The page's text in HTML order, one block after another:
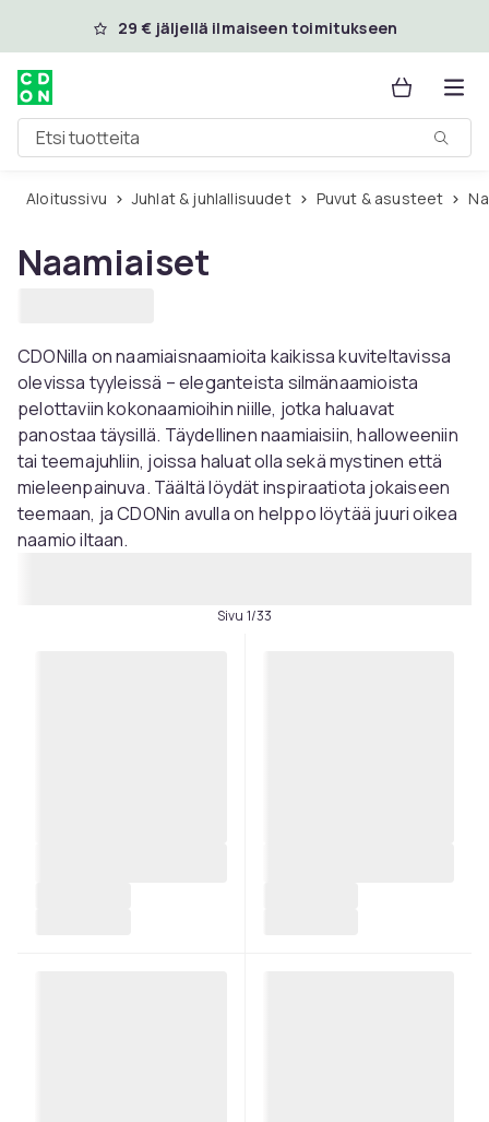
Ohita ja siirry pääsisältöön
29 € jäljellä ilmaiseen toimitukseen
Etsi tuotteita
Aloitussivu Juhlat & juhlallisuudet Puvut & asusteet
Naamiaiset
CDONilla on naamiaisnaamioita kaikissa kuviteltavissa
olevissa tyyleissä – eleganteista silmänaamioista
pelottaviin kokonaamioihin niille, jotka haluavat
panostaa täysillä. Täydellinen naamiaisiin, halloweeniin
tai teemajuhliin, joissa haluat olla sekä mystinen että
mieleenpainuva. Täältä löydät inspiraatiota jokaiseen
teemaan, ja CDONin avulla on helppo löytää juuri oikea
naamio iltaan.
Sivu 1/33